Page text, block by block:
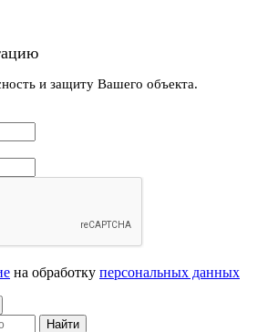
и защиту Вашего объекта.
на обработку персональных данных
Найти